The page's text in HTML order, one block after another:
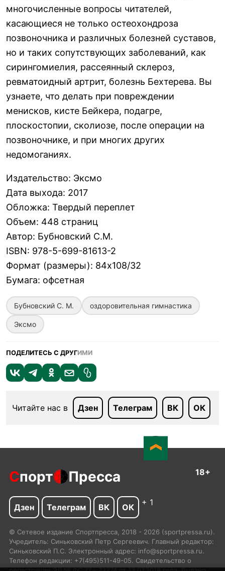
многочисленные вопросы читателей,
касающиеся не только остеохондроза
позвоночника и различных болезней суставов,
но и таких сопутствующих заболеваний, как
сирингомиелия, рассеянный склероз,
ревматоидный артрит, болезнь Бехтерева. Вы
узнаете, что делать при повреждении
менисков, кисте Бейкера, подагре,
плоскостопии, сколиозе, после операции на
позвоночнике, и при многих других
недомоганиях.
Издательство: Эксмо
Дата выхода: 2017
Обложка: Твердый переплет
Объем: 448 страниц
Автор: Бубновский С.М.
ISBN: 978-5-699-81613-2
Формат (размеры): 84х108/32
Бумага: офсетная
Бубновский С. М. оздоровительная гимнастика
Эксмо
ПОДЕЛИТЕСЬ С ДРУГИМИ
Читайте нас в Дзен Телеграм ВК ОК
Спорт Пресса 18+
Дзен Телеграм ВК ОК + 1
© Сетевое издание Спортпресса, 2018 - 2026 (sportpressa.ru).
Учредитель: Синьковский Петр Сергеевич. Главный редактор:
Синьковский П.С. Электронный адрес: info@sportpressa.ru.
Телефон редакции: +7(495)511-49-05. Свидетельство о